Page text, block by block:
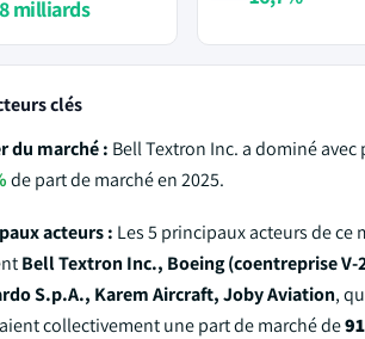
milliards
clés
du marché : Bell Textron Inc. a dominé avec
de part de marché en 2025.
acteurs : Les 5 principaux acteurs de ce
Bell Textron Inc., Boeing (coentreprise V-
S.p.A., Karem Aircraft, Joby Aviation,
collectivement une part de marché de